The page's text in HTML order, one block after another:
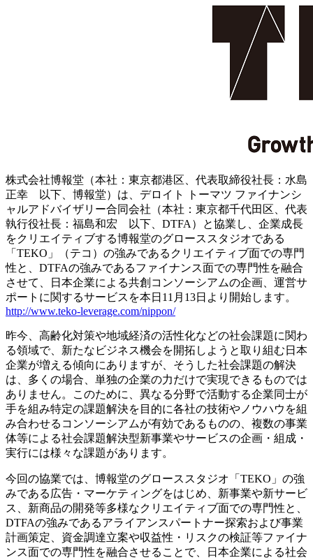
株式会社博報堂（本社：東京都港区、代表取締役社長：水島
正幸 以下、博報堂）は、デロイト トーマツ ファイナンシ
ャルアドバイザリー合同会社（本社：東京都千代田区、代表
執行役社長：福島和宏 以下、DTFA）と協業し、企業成長
をクリエイティブする博報堂のグローススタジオである
「TEKO」（テコ）の強みであるクリエイティブ面での専門
性と、DTFAの強みであるファイナンス面での専門性を融合
させて、日本企業による共創コンソーシアムの企画、運営サ
ポートに関するサービスを本日11月13日より開始します。
http://www.teko-leverage.com/nippon/
昨今、高齢化対策や地域経済の活性化などの社会課題に関わ
る領域で、新たなビジネス機会を開拓しようと取り組む日本
企業が増える傾向にありますが、そうした社会課題の解決
は、多くの場合、単独の企業の力だけで実現できるものでは
ありません。このために、異なる分野で活動する企業同士が
手を組み特定の課題解決を目的に各社の技術やノウハウを組
み合わせるコンソーシアムが有効であるものの、複数の事業
体等による社会課題解決型新事業やサービスの企画・組成・
実行には様々な課題があります。
今回の協業では、博報堂のグローススタジオ「TEKO」の強
みである広告・マーケティングをはじめ、新事業や新サービ
ス、新商品の開発等多様なクリエイティブ面での専門性と、
DTFAの強みであるアライアンスパートナー探索および事業
計画策定、資金調達立案や収益性・リスクの検証等ファイナ
ンス面での専門性を融合させることで、日本企業による社会